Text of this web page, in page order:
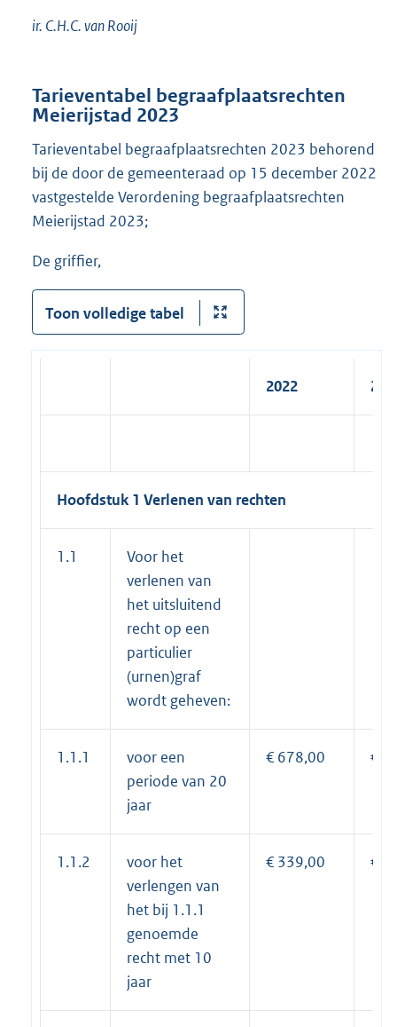
ir. C.H.C. van Rooij
Tarieventabel begraafplaatsrechten
Meierijstad 2023
Tarieventabel begraafplaatsrechten 2023 behorend
bij de door de gemeenteraad op 15 december 2022
vastgestelde Verordening begraafplaatsrechten
Meierijstad 2023;
De griffier,
Toon volledige tabel
2022
Hoofdstuk 1 Verlenen van rechten
1.1
Voor het
verlenen van
het uitsluitend
recht op een
particulier
(urnen)graf
wordt geheven:
1.1.1
voor een
periode van 20
jaar
€ 678,00 €
1.1.2
voor het
verlengen van
het bij 1.1.1
genoemde
recht met 10
jaar
€ 339,00 €